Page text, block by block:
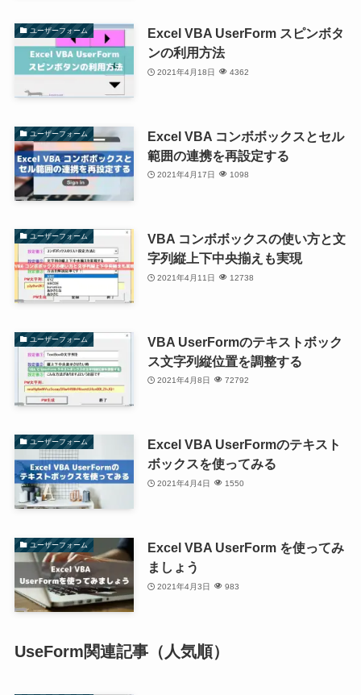
ユーザーフォーム
Excel VBA UserForm スピンボタ
ンの利用方法
2021年4月18日 4362
ユーザーフォーム
Excel VBA コンボボックスとセル
範囲の連携を再設定する
2021年4月17日 1098
ユーザーフォーム
VBA コンボボックスの使い方と文
字列縦上下中央揃えも実現
2021年4月11日 12738
ユーザーフォーム
VBA UserFormのテキストボック
ス文字列縦位置を調整する
2021年4月8日 72792
ユーザーフォーム
Excel VBA UserFormのテキスト
ボックスを使ってみる
2021年4月4日 1550
ユーザーフォーム
Excel VBA UserForm を使ってみ
ましょう
2021年4月3日 983
UseForm関連記事（人気順）